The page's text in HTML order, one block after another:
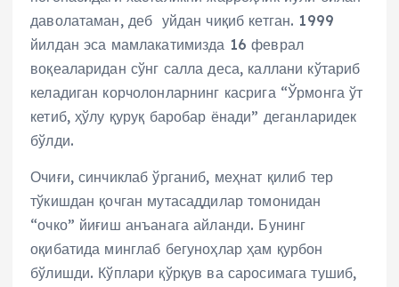
даволатаман, деб уйдан чиқиб кетган. 1999
йилдан эса мамлакатимизда 16 феврал
воқеаларидан сўнг салла деса, каллани кўтариб
келадиган корчолонларнинг касрига “Ўрмонга ўт
кетиб, ҳўлу қуруқ баробар ёнади” деганларидек
бўлди.
Очиғи, синчиклаб ўрганиб, меҳнат қилиб тер
тўкишдан қочган мутасаддилар томонидан
“очко” йиғиш анъанага айланди. Бунинг
оқибатида минглаб бегуноҳлар ҳам қурбон
бўлишди. Кўплари қўрқув ва саросимага тушиб,